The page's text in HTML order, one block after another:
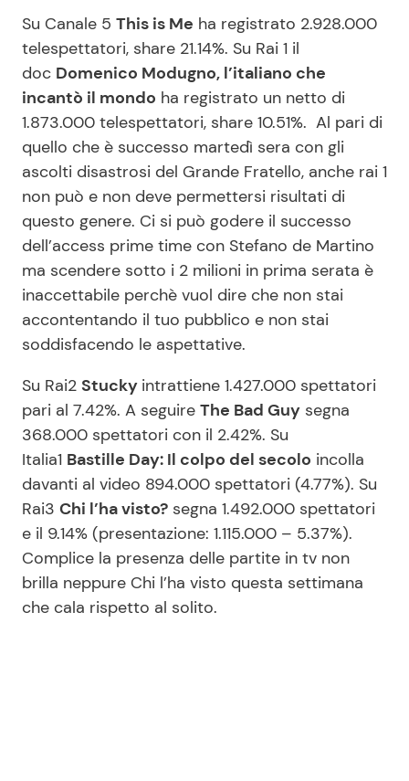
Su Canale 5 This is Me ha registrato 2.928.000
telespettatori, share 21.14%. Su Rai 1 il
doc Domenico Modugno, l’italiano che
incantò il mondo ha registrato un netto di
1.873.000 telespettatori, share 10.51%. Al pari di
quello che è successo martedì sera con gli
ascolti disastrosi del Grande Fratello, anche rai 1
non può e non deve permettersi risultati di
questo genere. Ci si può godere il successo
dell’access prime time con Stefano de Martino
ma scendere sotto i 2 milioni in prima serata è
inaccettabile perchè vuol dire che non stai
accontentando il tuo pubblico e non stai
soddisfacendo le aspettative.
Su Rai2 Stucky intrattiene 1.427.000 spettatori
pari al 7.42%. A seguire The Bad Guy segna
368.000 spettatori con il 2.42%. Su
Italia1 Bastille Day: Il colpo del secolo incolla
davanti al video 894.000 spettatori (4.77%). Su
Rai3 Chi l’ha visto? segna 1.492.000 spettatori
e il 9.14% (presentazione: 1.115.000 – 5.37%).
Complice la presenza delle partite in tv non
brilla neppure Chi l’ha visto questa settimana
che cala rispetto al solito.